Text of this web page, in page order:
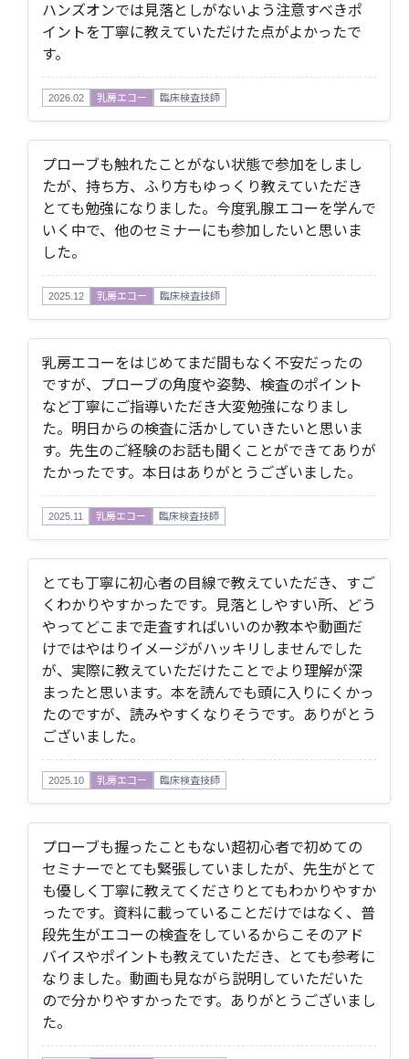
ハンズオンでは見落としがないよう注意すべきポ
イントを丁寧に教えていただけた点がよかったで
す。
2026.02 乳房エコー 臨床検査技師
プローブも触れたことがない状態で参加をしまし
たが、持ち方、ふり方もゆっくり教えていただき
とても勉強になりました。今度乳腺エコーを学んで
いく中で、他のセミナーにも参加したいと思いま
した。
2025.12 乳房エコー 臨床検査技師
乳房エコーをはじめてまだ間もなく不安だったの
ですが、プローブの角度や姿勢、検査のポイント
など丁寧にご指導いただき大変勉強になりまし
た。明日からの検査に活かしていきたいと思いま
す。先生のご経験のお話も聞くことができてありが
たかったです。本日はありがとうございました。
2025.11 乳房エコー 臨床検査技師
とても丁寧に初心者の目線で教えていただき、すご
くわかりやすかったです。見落としやすい所、どう
やってどこまで走査すればいいのか教本や動画だ
けではやはりイメージがハッキリしませんでした
が、実際に教えていただけたことでより理解が深
まったと思います。本を読んでも頭に入りにくかっ
たのですが、読みやすくなりそうです。ありがとう
ございました。
2025.10 乳房エコー 臨床検査技師
プローブも握ったこともない超初心者で初めての
セミナーでとても緊張していましたが、先生がとて
も優しく丁寧に教えてくださりとてもわかりやすか
ったです。資料に載っていることだけではなく、普
段先生がエコーの検査をしているからこそのアド
バイスやポイントも教えていただき、とても参考に
なりました。動画も見ながら説明していただいた
ので分かりやすかったです。ありがとうございまし
た。